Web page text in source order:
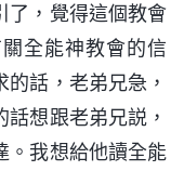
了，覺得這個教會
全能神教會的信
話，老弟兄急，
想跟老弟兄説，
。我想給他讀全能